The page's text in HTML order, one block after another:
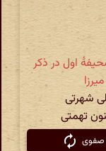
اول در ذکر
شهرتی
تهمتی